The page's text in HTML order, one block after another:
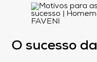
O sucesso